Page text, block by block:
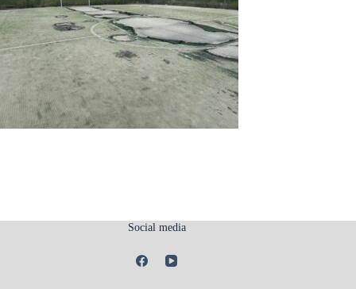
Social media